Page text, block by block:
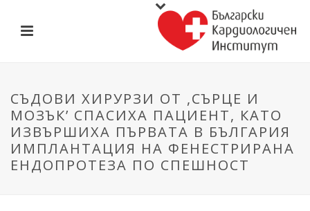
СЪДОВИ ХИРУРЗИ ОТ ,СЪРЦЕ И
МОЗЪК’ СПАСИХА ПАЦИЕНТ, КАТО
ИЗВЪРШИХА ПЪРВАТА В БЪЛГАРИЯ
ИМПЛАНТАЦИЯ НА ФЕНЕСТРИРАНА
ЕНДОПРОТЕЗА ПО СПЕШНОСТ